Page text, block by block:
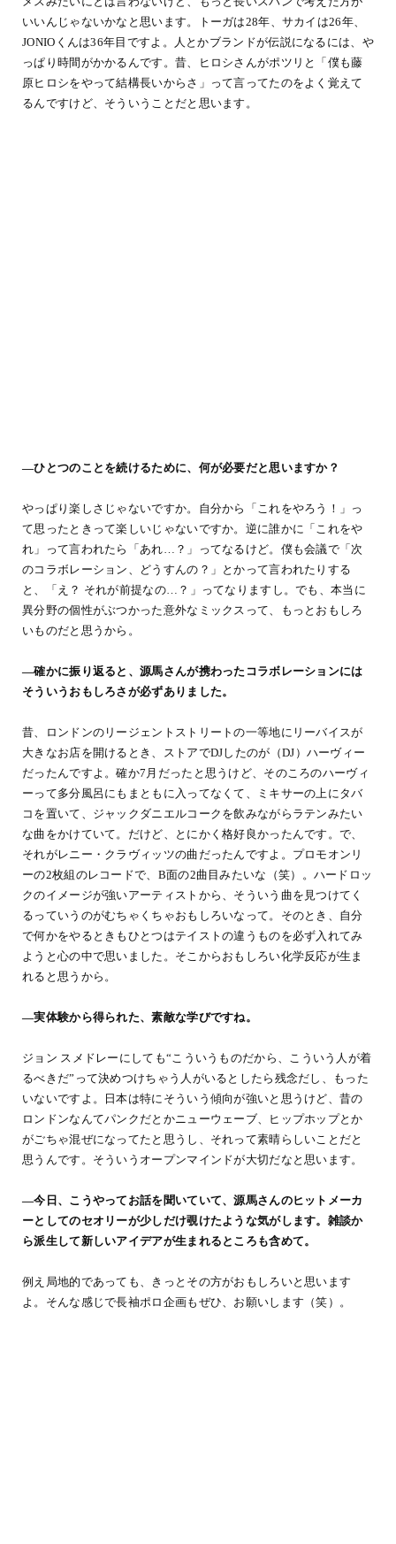
いいんじゃないかなと思います。トーガは28年、サカイは26年、
JONIOくんは36年目ですよ。人とかブランドが伝説になるには、や
っぱり時間がかかるんです。昔、ヒロシさんがポツリと「僕も藤
原ヒロシをやって結構長いからさ」って言ってたのをよく覚えて
るんですけど、そういうことだと思います。
―ひとつのことを続けるために、何が必要だと思いますか？
やっぱり楽しさじゃないですか。自分から「これをやろう！」っ
て思ったときって楽しいじゃないですか。逆に誰かに「これをや
れ」って言われたら「あれ…？」ってなるけど。僕も会議で「次
のコラボレーション、どうすんの？」とかって言われたりする
と、「え？ それが前提なの…？」ってなりますし。でも、本当に
異分野の個性がぶつかった意外なミックスって、もっとおもしろ
いものだと思うから。
―確かに振り返ると、源馬さんが携わったコラボレーションには
そういうおもしろさが必ずありました。
昔、ロンドンのリージェントストリートの一等地にリーバイスが
大きなお店を開けるとき、ストアでDJしたのが（DJ）ハーヴィー
だったんですよ。確か7月だったと思うけど、そのころのハーヴィ
ーって多分風呂にもまともに入ってなくて、ミキサーの上にタバ
コを置いて、ジャックダニエルコークを飲みながらラテンみたい
な曲をかけていて。だけど、とにかく格好良かったんです。で、
それがレニー・クラヴィッツの曲だったんですよ。プロモオンリ
ーの2枚組のレコードで、B面の2曲目みたいな（笑）。ハードロッ
クのイメージが強いアーティストから、そういう曲を見つけてく
るっていうのがむちゃくちゃおもしろいなって。そのとき、自分
で何かをやるときもひとつはテイストの違うものを必ず入れてみ
ようと心の中で思いました。そこからおもしろい化学反応が生ま
れると思うから。
―実体験から得られた、素敵な学びですね。
ジョン スメドレーにしても“こういうものだから、こういう人が着
るべきだ”って決めつけちゃう人がいるとしたら残念だし、もった
いないですよ。日本は特にそういう傾向が強いと思うけど、昔の
ロンドンなんてパンクだとかニューウェーブ、ヒップホップとか
がごちゃ混ぜになってたと思うし、それって素晴らしいことだと
思うんです。そういうオープンマインドが大切だなと思います。
―今日、こうやってお話を聞いていて、源馬さんのヒットメーカ
ーとしてのセオリーが少しだけ覗けたような気がします。雑談か
ら派生して新しいアイデアが生まれるところも含めて。
例え局地的であっても、きっとその方がおもしろいと思います
よ。そんな感じで長袖ポロ企画もぜひ、お願いします（笑）。